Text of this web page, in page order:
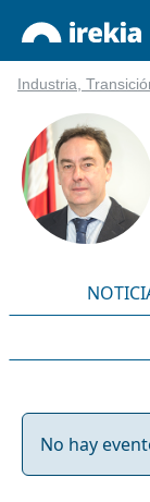
Industria,
No hay